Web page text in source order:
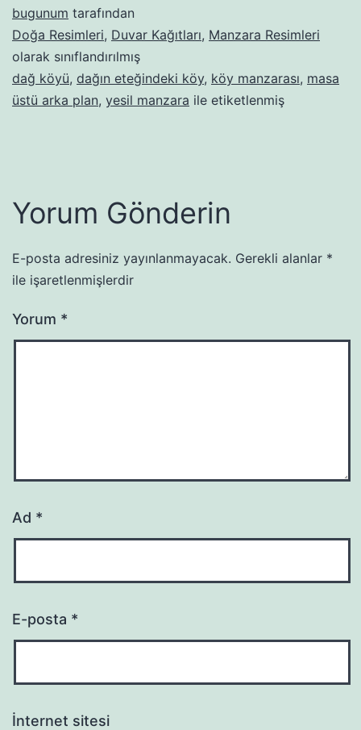
bugunum tarafından
Doğa Resimleri, Duvar Kağıtları, Manzara Resimleri
olarak sınıflandırılmış
dağ köyü, dağın eteğindeki köy, köy manzarası, masa
üstü arka plan, yesil manzara ile etiketlenmiş
Yorum Gönderin
E-posta adresiniz yayınlanmayacak. Gerekli alanlar *
ile işaretlenmişlerdir
Yorum *
Ad *
E-posta *
İnternet sitesi